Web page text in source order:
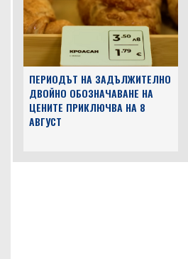
ПЕРИОДЪТ НА ЗАДЪЛЖИТЕЛНО
ДВОЙНО ОБОЗНАЧАВАНЕ НА
ЦЕНИТЕ ПРИКЛЮЧВА НА 8
АВГУСТ